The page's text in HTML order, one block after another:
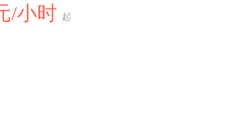
/小时 起